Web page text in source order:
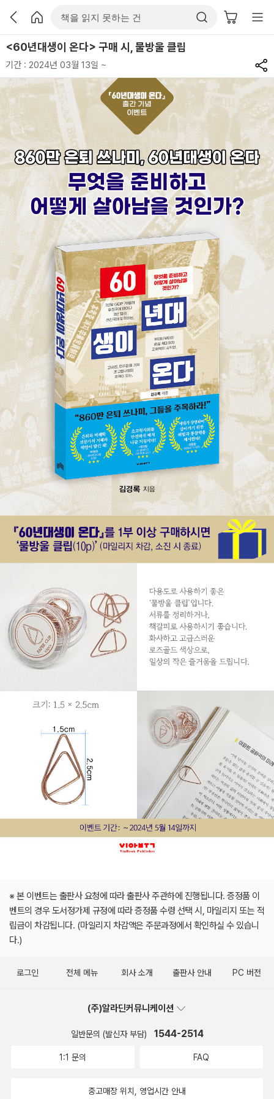
<60년대생이 온다> 구매 시, 물방울 클립
기간 : 2024년 03월 13일 ~
※ 본 이벤트는 출판사 요청에 따라 출판사 주관하에 진행됩니다. 증정품 이
벤트의 경우 도서정가제 규정에 따라 증정품 수령 선택 시, 마일리지 또는 적
립금이 차감됩니다. (마일리지 차감액은 주문과정에서 확인하실 수 있습니
다.)
로그인 전체 메뉴 회사 소개 출판사 안내 PC 버전
(주)알라딘커뮤니케이션
일반문의 (발신자 부담) 1544-2514
1:1 문의 FAQ
중고매장 위치, 영업시간 안내